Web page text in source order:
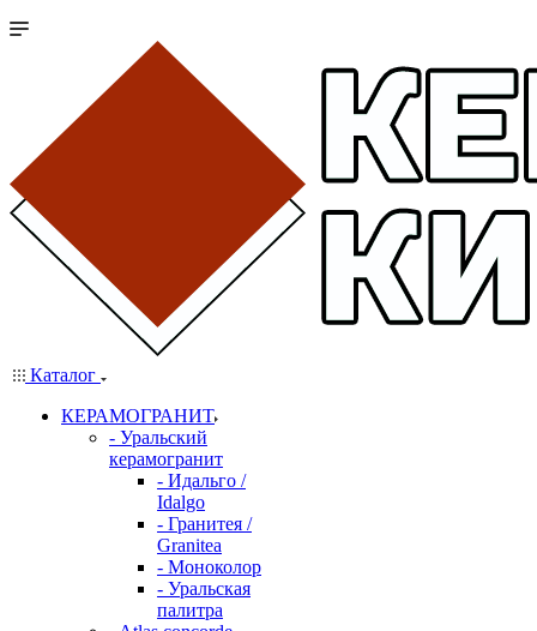
Каталог
КЕРАМОГРАНИТ
- Уральский
керамогранит
- Идальго /
Idalgo
- Гранитея /
Granitea
- Моноколор
- Уральская
палитра